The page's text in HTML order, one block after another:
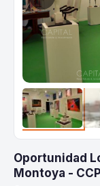
Oportunidad
Montoya -